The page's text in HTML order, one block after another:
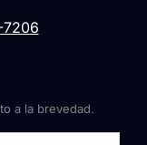
a la brevedad.